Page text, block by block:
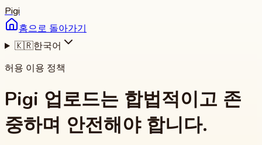
Pigi
홈으로 돌아가기
🇰🇷한국어
허용 이용 정책
Pigi 업로드는 합법적이고 존
중하며 안전해야 합니다.